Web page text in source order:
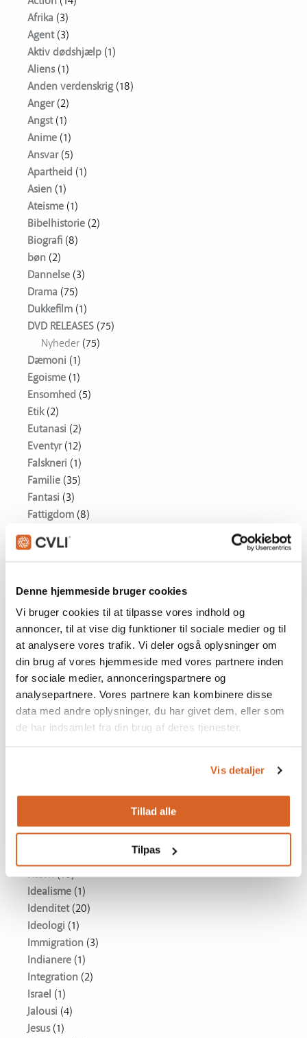
Denne hjemmeside bruger cookies
Vi bruger cookies til at tilpasse vores indhold og
annoncer, til at vise dig funktioner til sociale medier og til
at analysere vores trafik. Vi deler også oplysninger om
din brug af vores hjemmeside med vores partnere inden
for sociale medier, annonceringspartnere og
analysepartnere. Vores partnere kan kombinere disse
data med andre oplysninger, du har givet dem, eller som
de har indsamlet fra din brug af deres tjenester.
Vis detaljer
Tillad alle
Tilpas
Afrika (3)
Agent(3)
Aktiv dødshjælp (1)
Aliens(1)
Anden verdenskrig(18)
Anger(2)
Angst(1)
Anime (1)
Ansvar(5)
Apartheid (1)
Asien (1)
Ateisme (1)
Bibelhistorie (2)
Biografi (8)
bøn (2)
Dannelse (3)
Drama (75)
Dukkefilm (1)
DVD RELEASES (75)
Nyheder (75)
Dæmoni (1)
Egoisme (1)
Ensomhed (5)
Etik(2)
Eutanasi (2)
Eventyr(12)
Falskneri (1)
Familie (35)
Fantasi (3)
Fattigdom (8)
Filmkunst
Flygtninge
Forsoning
Fortid(7)
Frihedskamp (8)
Fællesskab (5)
Fængsel(2)
Gladiator(2)
Glæde
Godhed
Holocaust(1)
Hævn(10)
Idealisme (1)
Idenditet(20)
Ideologi (1)
Immigration (3)
Indianere (1)
Integration (2)
Israel (1)
Jalousi (4)
Jesus(1)